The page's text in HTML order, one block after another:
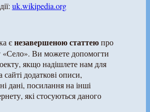
uk.wikipedia.org
єнезавершеною статтеюпро
«Село». Ви можете допомогти
якщо надішлете нам для
сайті додаткові описи,
дані, посилання на інші
які стосуються даного